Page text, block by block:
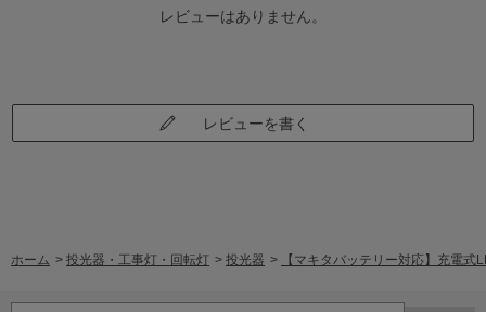
レビューはありません。
レビューを書く
ホーム > 投光器・工事灯・回転灯 > 投光器 > 【マキタバッテリー対応】充電